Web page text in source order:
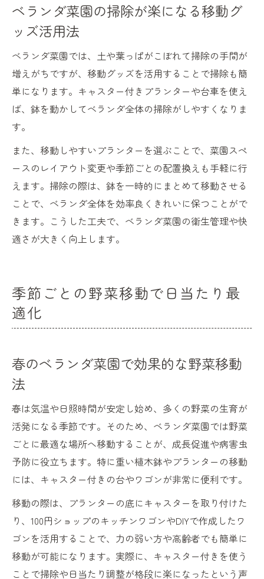
ベランダ菜園の掃除が楽になる移動グ
ッズ活用法
ベランダ菜園では、土や葉っぱがこぼれて掃除の手間が
増えがちですが、移動グッズを活用することで掃除も簡
単になります。キャスター付きプランターや台車を使え
ば、鉢を動かしてベランダ全体の掃除がしやすくなりま
す。
また、移動しやすいプランターを選ぶことで、菜園スペ
ースのレイアウト変更や季節ごとの配置換えも手軽に行
えます。掃除の際は、鉢を一時的にまとめて移動させる
ことで、ベランダ全体を効率良くきれいに保つことがで
きます。こうした工夫で、ベランダ菜園の衛生管理や快
適さが大きく向上します。
季節ごとの野菜移動で日当たり最
適化
春のベランダ菜園で効果的な野菜移動
法
春は気温や日照時間が安定し始め、多くの野菜の生育が
活発になる季節です。そのため、ベランダ菜園では野菜
ごとに最適な場所へ移動することが、成長促進や病害虫
予防に役立ちます。特に重い植木鉢やプランターの移動
には、キャスター付きの台やワゴンが非常に便利です。
移動の際は、プランターの底にキャスターを取り付けた
り、100円ショップのキッチンワゴンやDIYで作成したワ
ゴンを活用することで、力の弱い方や高齢者でも簡単に
移動が可能になります。実際に、キャスター付きを使う
ことで掃除や日当たり調整が格段に楽になったという声